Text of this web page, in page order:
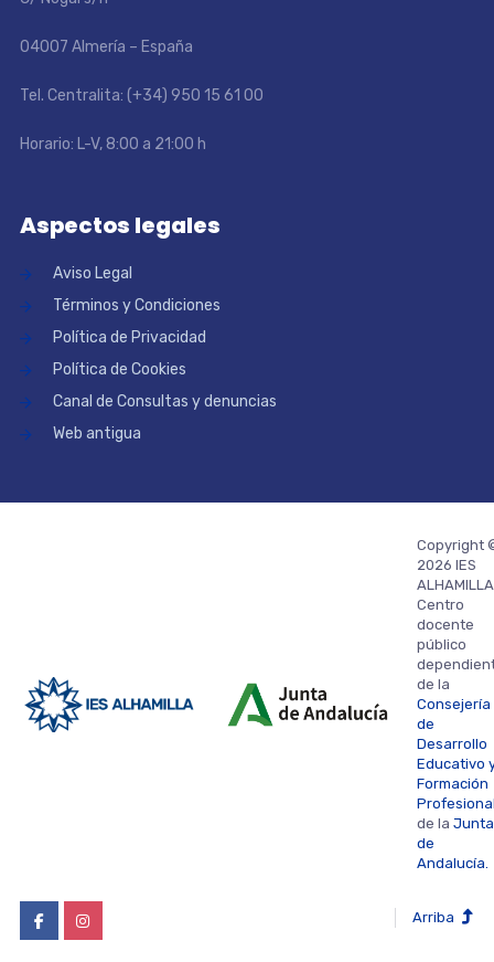
04007 Almería – España
Tel. Centralita: (+34) 950 15 61 00
Horario: L-V, 8:00 a 21:00 h
Aspectos legales
Aviso Legal
Términos y Condiciones
Política de Privacidad
Política de Cookies
Canal de Consultas y denuncias
Web antigua
Copyright
2026 IES
Centro
docente
público
de la
Consejería
de
Desarrollo
Educativo
Formación
de la Junta
de
Andalucía.
Arriba